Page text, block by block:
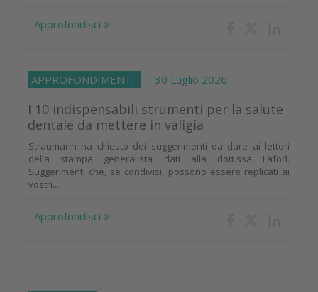
Approfondisci
APPROFONDIMENTI 30 Luglio 2026
I 10 indispensabili strumenti per la salute
dentale da mettere in valigia
Straumann ha chiesto dei suggerimenti da dare ai lettori
della stampa generalista dati alla dott.ssa Laforì.
Suggerimenti che, se condivisi, possono essere replicati ai
vostri...
Approfondisci